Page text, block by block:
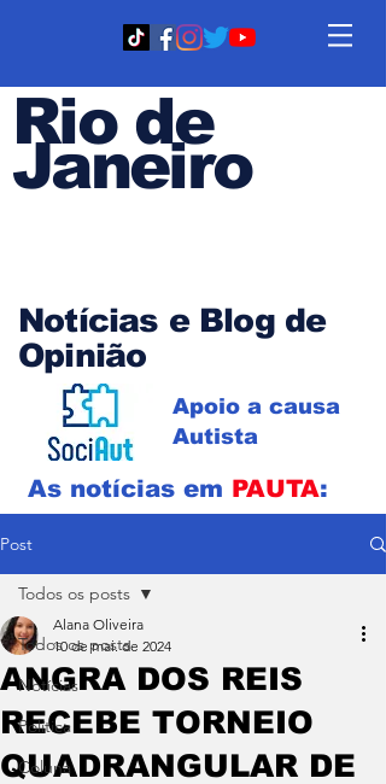
Rio de
Janeiro
Notícias e Blog de
Opinião
Apoio a causa
Autista
As notícias em PAUTA:
Post
Todos os posts
Notícias
Política
Coluna
Todos os posts
ANGRA DOS REIS
RECEBE TORNEIO
QUADRANGULAR DE
Alana Oliveira
10 de mai. de 2024